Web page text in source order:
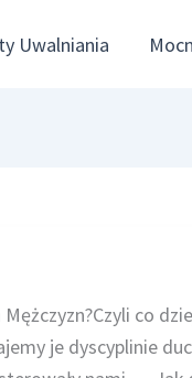
Uwalniania
co
je dyscyplinie